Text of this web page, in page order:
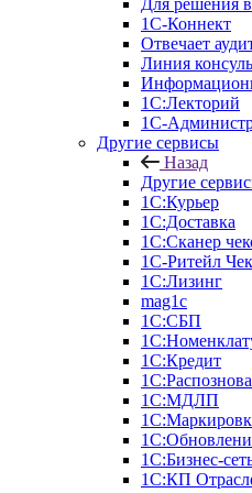
Для решения
1С-Коннект
Отвечает
Линия
1С:Лекторий
1С-
Другие сервисы
Назад
Другие
1С:Курьер
1С:Доставка
1С:Сканер
1С-Ритейл
1С:Лизинг
mag1c
1С:СБП
1C:Кредит
1С:МДЛП
1С:Бизнес-
1С:КП